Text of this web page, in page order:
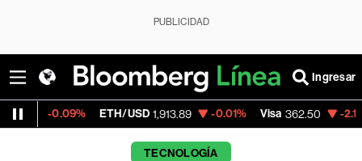
PUBLICIDAD
Ingresar
ETH/USD 1,913.89 -0.01% Visa 362.50 -2.15%
TECNOLOGÍA